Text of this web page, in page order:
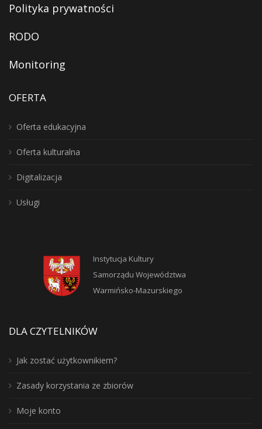
Polityka prywatności
RODO
Monitoring
OFERTA
Oferta edukacyjna
Oferta kulturalna
Digitalizacja
Usługi
Instytucja Kultury
Samorządu Województwa
Warmińsko-Mazurskiego
DLA CZYTELNIKÓW
Jak zostać użytkownikiem?
Zasady korzystania ze zbiorów
Moje konto